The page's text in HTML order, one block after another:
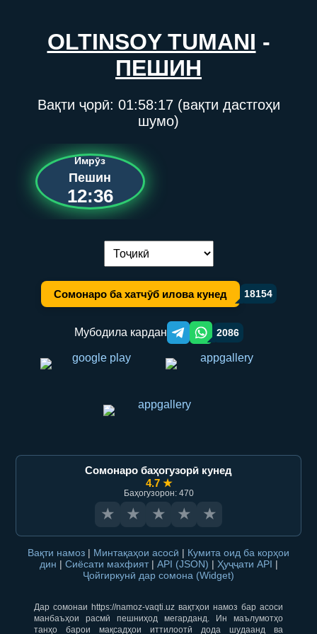
OLTINSOY TUMANI -
ПЕШИН
Вақти ҷорӣ: 01:58:17(вақти дастгоҳи
шумо)
Имрӯз
Пешин
12:36
Иваз кардани забон:
Сомонаро ба хатчӯб илова кунед 18154
Мубодила кардан Telegram orqali ulashish
WhatsApp orqali ulashish
2086
Сомонаро баҳогузорӣ кунед
4.7 ★
Баҳогузорон: 470
★ ★ ★ ★ ★
Вақти намоз | Минтақаҳои асосӣ | Кумита оид ба корҳои
дин | Сиёсати махфият | API (JSON) | Ҳуҷҷати API |
Ҷойгиркунӣ дар сомона (Widget)
Дар сомонаи https://namoz-vaqti.uz вақтҳои намоз бар асоси
манбаъҳои расмӣ пешниҳод мегарданд. Ин маълумотҳо
танҳо барои мақсадҳои иттилоотӣ дода шудаанд ва